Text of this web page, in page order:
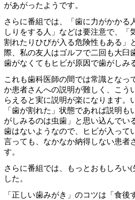
があがったようです。
さらに番組では、「歯に力がかかる
しりをする人」などは要注意で、「
割れたりひびが入る危険性もある」
際、私の友人はゴルフで二回も大臼
歯がなくてもヒビが原因で歯がしみ
これも歯科医師の間では常識となっ
か患者さんへの説明が難しく、こう
らえると実に説明が楽になります。
「歯が割れた」状態であれば説明
がしみるのは虫歯」と思い込んでい
歯はないようなので、ヒビが入って
言っても、なかなか納得しない患者
す。
さらに番組では、もっとおもしろい(
した。
「正しい歯みがき」のコツは「食後